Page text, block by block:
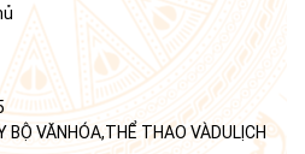
BỘ VĂNHÓA,THỂ THAO VÀDULỊCH